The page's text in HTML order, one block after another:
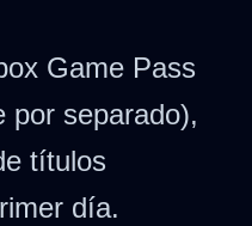
Game Pass
por separado),
títulos
día.